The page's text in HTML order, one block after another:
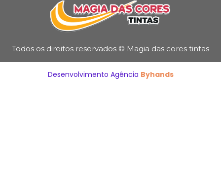
Todos os direitos reservados © Magia das cores tintas
Desenvolvimento Agência Byhands